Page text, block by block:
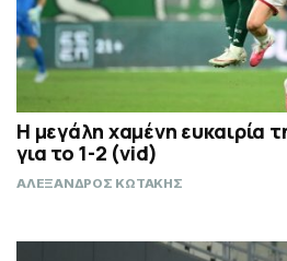
Η μεγάλη χαμένη ευκαιρία
για το 1-2 (vid)
ΑΛΕΞΑΝΔΡΟΣ ΚΩΤΑΚΗΣ